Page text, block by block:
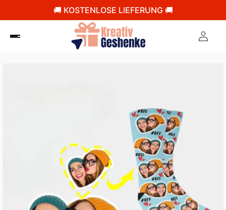
🚚 KOSTENLOSE LIEFERUNG 🚚